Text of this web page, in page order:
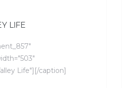
LIFE
Life"][/caption]